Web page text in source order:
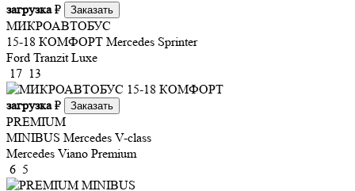
загрузка₽ Заказать
МИКРОАВТОБУС
15-18 КОМФОРТ Mercedes Sprinter
Ford Tranzit Luxe
17 13
загрузка₽ Заказать
PREMIUM
MINIBUS Mercedes V-class
Mercedes Viano Premium
6 5